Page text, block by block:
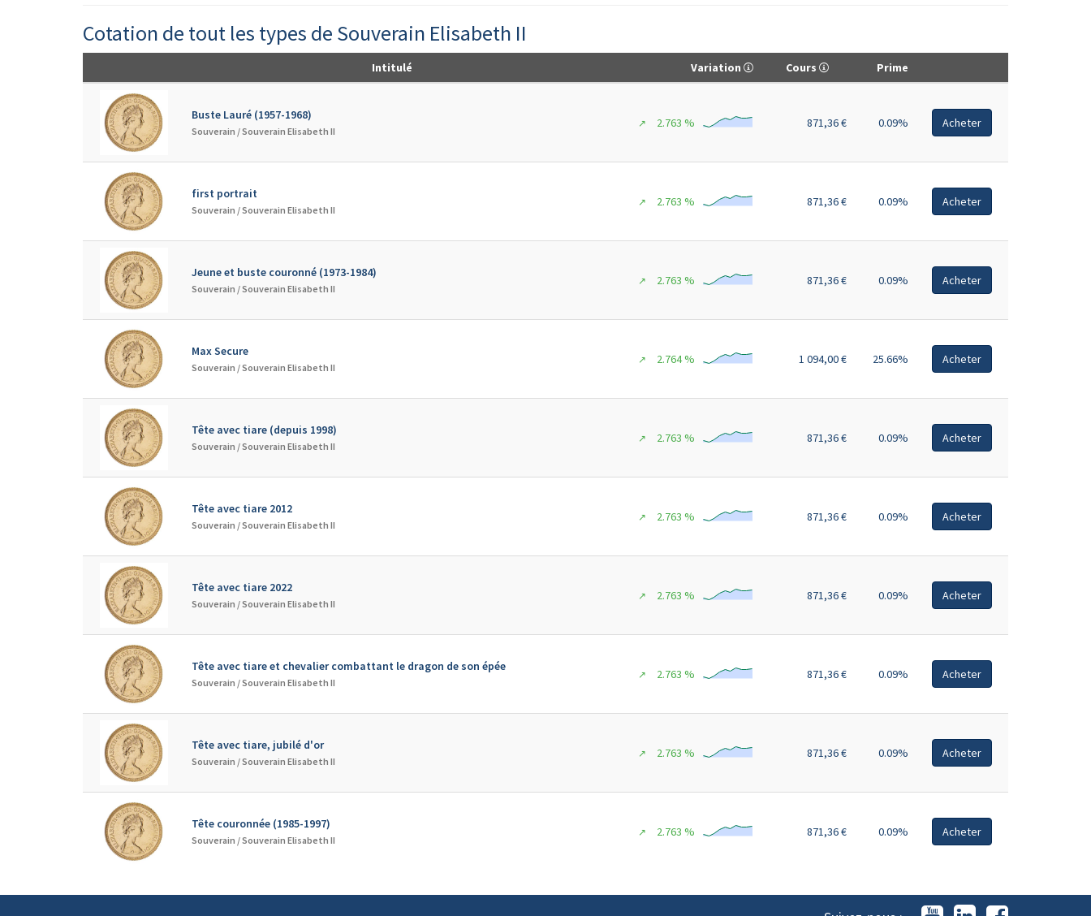
Cotation de tout les types de Souverain Elisabeth II
Intitulé Variation Cours Prime
Buste Lauré (1957-1968)
Souverain /Souverain Elisabeth II
↗ 2.763 % 871,36 € 0.09% Acheter
first portrait
Souverain /Souverain Elisabeth II
↗ 2.763 % 871,36 € 0.09% Acheter
Jeune et buste couronné (1973-1984)
Souverain /Souverain Elisabeth II
↗ 2.763 % 871,36 € 0.09% Acheter
Max Secure
Souverain /Souverain Elisabeth II
↗ 2.764 % 1 094,00 € 25.66% Acheter
Tête avec tiare (depuis 1998)
Souverain /Souverain Elisabeth II
↗ 2.763 % 871,36 € 0.09% Acheter
Tête avec tiare 2012
Souverain /Souverain Elisabeth II
↗ 2.763 % 871,36 € 0.09% Acheter
Tête avec tiare 2022
Souverain /Souverain Elisabeth II
↗ 2.763 % 871,36 € 0.09% Acheter
Tête avec tiare et chevalier combattant le dragon de son épée
Souverain /Souverain Elisabeth II
↗ 2.763 % 871,36 € 0.09% Acheter
Tête avec tiare, jubilé d'or
Souverain /Souverain Elisabeth II
↗ 2.763 % 871,36 € 0.09% Acheter
Tête couronnée (1985-1997)
Souverain /Souverain Elisabeth II
↗ 2.763 % 871,36 € 0.09% Acheter